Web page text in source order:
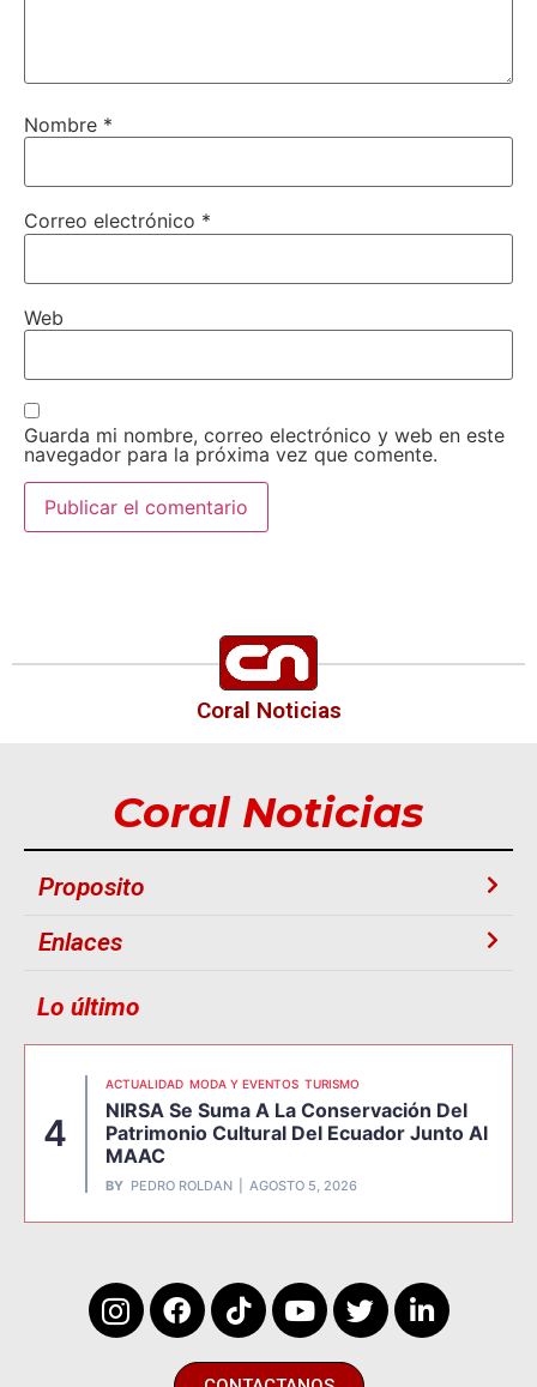
Nombre *
Correo electrónico *
Web
Guarda mi nombre, correo electrónico y web en este
navegador para la próxima vez que comente.
Coral Noticias
Coral Noticias
Proposito
Enlaces
Lo último
4
ACTUALIDAD MODA Y EVENTOS TURISMO
NIRSA Se Suma A La Conservación Del
Patrimonio Cultural Del Ecuador Junto Al
MAAC
BY PEDRO ROLDAN AGOSTO 5, 2026